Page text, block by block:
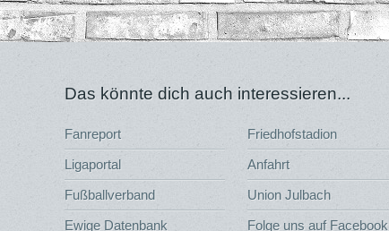
Das könnte dich auch interessieren...
Fanreport
Ligaportal
Fußballverband
Ewige Datenbank
Friedhofstadion
Anfahrt
Union Julbach
Folge uns auf Facebook